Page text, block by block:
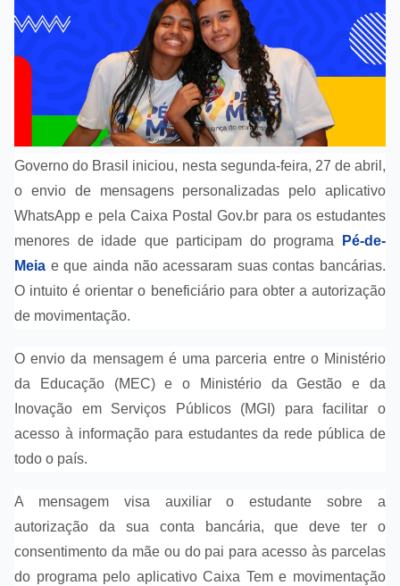
Governo do Brasil iniciou, nesta segunda-feira, 27 de abril,
o envio de mensagens personalizadas pelo aplicativo
WhatsApp e pela Caixa Postal Gov.br para os estudantes
menores de idade que participam do programa
Pé-de-
Meia e que ainda não acessaram suas contas bancárias.
O intuito é orientar o beneficiário para obter a autorização
de movimentação.
O envio da mensagem é uma parceria entre o Ministério
da Educação (MEC) e o Ministério da Gestão e da
Inovação em Serviços Públicos (MGI) para facilitar o
acesso à informação para estudantes da rede pública de
todo o país.
A mensagem visa auxiliar o estudante sobre a
autorização da sua conta bancária, que deve ter o
consentimento da mãe ou do pai para acesso às parcelas
do programa pelo aplicativo Caixa Tem e movimentação